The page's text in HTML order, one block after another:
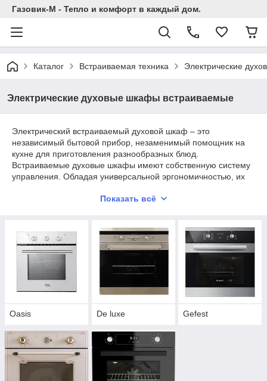
Газовик-М - Тепло и комфорт в каждый дом.
Каталог Встраиваемая техника Электрические
Электрические духовые шкафы встраиваемые
Электрический встраиваемый духовой шкаф – это
независимый бытовой прибор, незаменимый помощник на
кухне для приготовления разнообразных блюд.
Встраиваемые духовые шкафы имеют собственную систему
управления. Обладая универсальной эргономичностью, их
удобное расположение по высоте.
Показать всё
Oasis De luxe Gefest